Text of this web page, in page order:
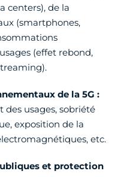
centers), de la
(smartphones,
(effet rebond,
de la 5G :
des usages, sobriété
exposition de la
etc.
et protection